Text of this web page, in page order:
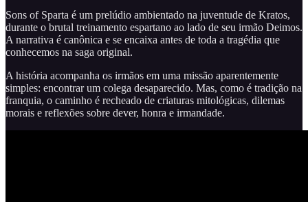
Sons of Sparta é um prelúdio ambientado na juventude de Kratos,
durante o brutal treinamento espartano ao lado de seu irmão Deimos.
A narrativa é canônica e se encaixa antes de toda a tragédia que
conhecemos na saga original.
A história acompanha os irmãos em uma missão aparentemente
simples: encontrar um colega desaparecido. Mas, como é tradição na
franquia, o caminho é recheado de criaturas mitológicas, dilemas
morais e reflexões sobre dever, honra e irmandade.